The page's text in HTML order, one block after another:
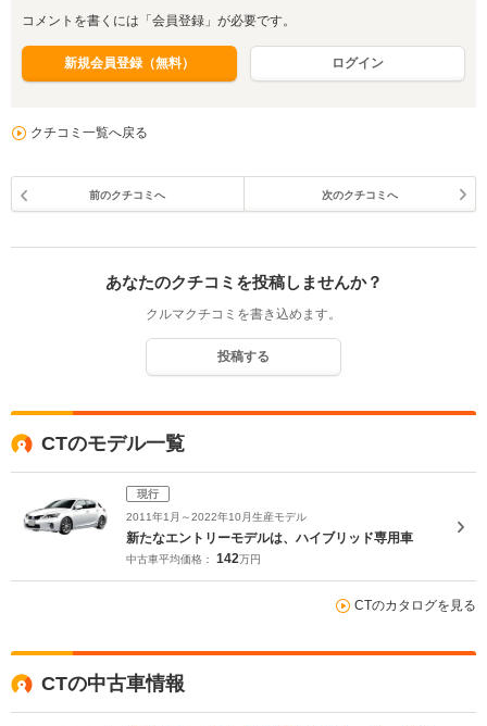
コメントを書くには「会員登録」が必要です。
新規会員登録（無料） ログイン
クチコミ一覧へ戻る
前のクチコミへ 次のクチコミへ
あなたのクチコミを投稿しませんか？
クルマクチコミを書き込めます。
投稿する
CTのモデル一覧
現行
2011年1月～2022年10月生産モデル
新たなエントリーモデルは、ハイブリッド専用車
中古車平均価格： 142万円
CTのカタログを見る
CTの中古車情報